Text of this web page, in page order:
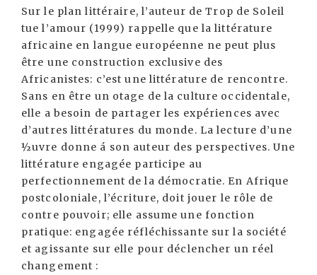
Sur le plan littéraire, l’auteur de Trop de Soleil
tue l’amour (1999) rappelle que la littérature
africaine en langue européenne ne peut plus
être une construction exclusive des
Africanistes: c’est une littérature de rencontre.
Sans en être un otage de la culture occidentale,
elle a besoin de partager les expériences avec
d’autres littératures du monde. La lecture d’une
½uvre donne á son auteur des perspectives. Une
littérature engagée participe au
perfectionnement de la démocratie. En Afrique
postcoloniale, l’écriture, doit jouer le rôle de
contre pouvoir; elle assume une fonction
pratique: engagée réfléchissante sur la société
et agissante sur elle pour déclencher un réel
changement :